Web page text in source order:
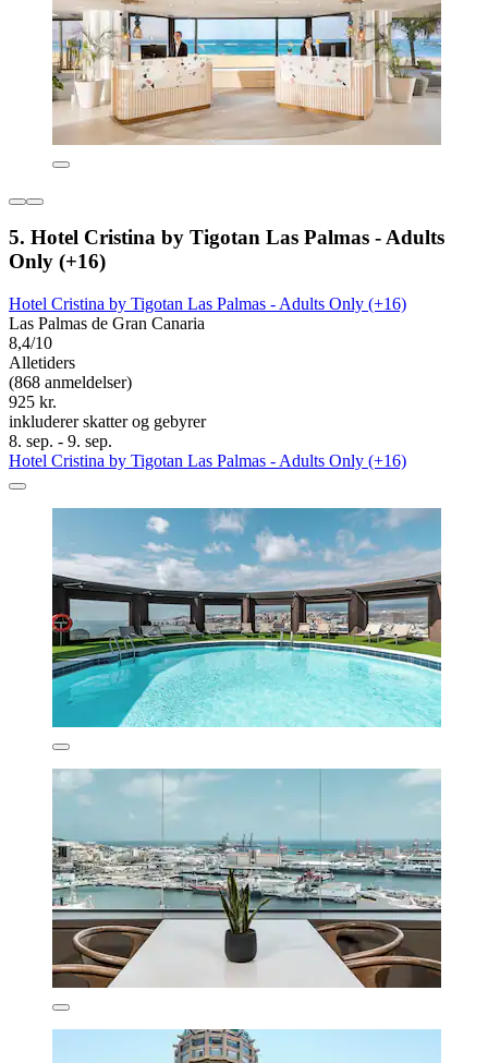
5. Hotel Cristina by Tigotan Las Palmas - Adults
Only (+16)
Hotel Cristina by Tigotan Las Palmas - Adults Only (+16)
Las Palmas de Gran Canaria
8,4/10
Alletiders
(868 anmeldelser)
925 kr.
inkluderer skatter og gebyrer
8. sep. - 9. sep.
Hotel Cristina by Tigotan Las Palmas - Adults Only (+16)